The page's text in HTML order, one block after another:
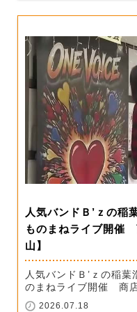
人気バンドＢ’ｚの稲
ものまねライブ開催
山】
人気バンドＢ’ｚの稲
のまねライブ開催 商
2026.07.18